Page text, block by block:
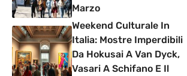
Marzo
Weekend Culturale In
Italia: Mostre Imperdibili
Da Hokusai A Van Dyck,
Vasari A Schifano E Il